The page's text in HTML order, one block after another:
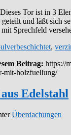
Dieses Tor ist in 3
und läßt sich
Sprechfeld
,
Beitrag: https://
mit-holzfuellung/
Edelstahl
Überdachungen